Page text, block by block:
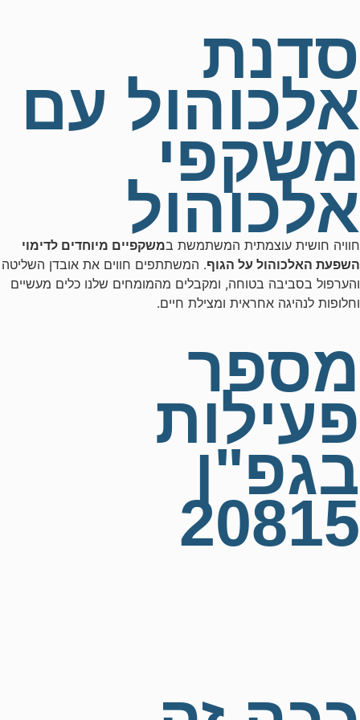
סדנת
אלכוהול עם
משקפי
אלכוהול
חוויה חושית עוצמתית המשתמשת במשקפיים מיוחדים לדימוי
השפעת האלכוהול על הגוף. המשתתפים חווים את אובדן השליטה
והערפול בסביבה בטוחה, ומקבלים מהמומחים שלנו כלים מעשיים
וחלופות לנהיגה אחראית ומצילת חיים.
מספר
פעילות
בגפ"ן
20815